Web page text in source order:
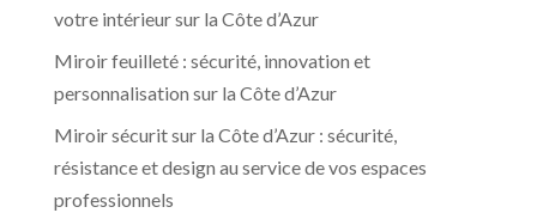
votre intérieur sur la Côte d’Azur
Miroir feuilleté : sécurité, innovation et
personnalisation sur la Côte d’Azur
Miroir sécurit sur la Côte d’Azur : sécurité,
résistance et design au service de vos espaces
professionnels